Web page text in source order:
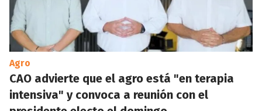
Agro
CAO advierte que el agro está "en terapia
intensiva" y convoca a reunión con el